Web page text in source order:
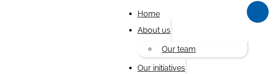
Home
About us
Our team
Our initiatives